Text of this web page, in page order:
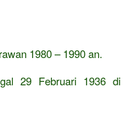
1980 – 1990 an.
29 Februari 1936 di